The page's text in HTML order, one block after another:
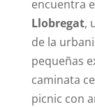
encuentra
Llobregat,
de la
pequeñas
caminata
picnic con